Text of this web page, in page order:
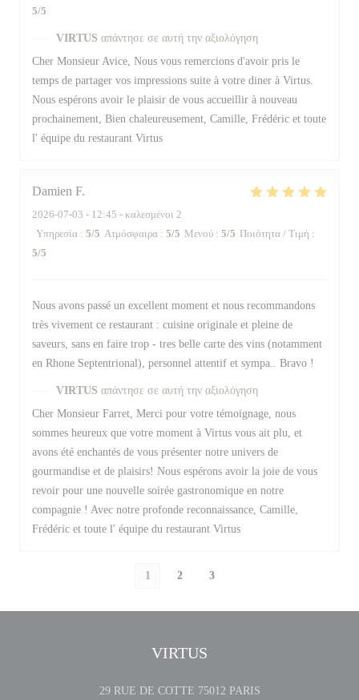
5/5
VIRTUS απάντησε σε αυτή την αξιολόγηση
Cher Monsieur Avice, Nous vous remercions d'avoir pris le
temps de partager vos impressions suite à votre diner à Virtus.
Nous espérons avoir le plaisir de vous accueillir à nouveau
prochainement, Bien chaleureusement, Camille, Frédéric et toute
l' équipe du restaurant Virtus
Damien F
2026-07-03 - 12:45 - καλεσμένοι 2
Υπηρεσία : 5/5 Ατμόσφαιρα : 5/5 Μενού : 5/5 Ποιότητα / Τιμή :
5/5
Nous avons passé un excellent moment et nous recommandons
très vivement ce restaurant : cuisine originale et pleine de
saveurs, sans en faire trop - tres belle carte des vins (notamment
en Rhone Septentrional), personnel attentif et sympa.. Bravo !
VIRTUS απάντησε σε αυτή την αξιολόγηση
Cher Monsieur Farret, Merci pour votre témoignage, nous
sommes heureux que votre moment à Virtus vous ait plu, et
avons été enchantés de vous présenter notre univers de
gourmandise et de plaisirs! Nous espérons avoir la joie de vous
revoir pour une nouvelle soirée gastronomique en notre
compagnie ! Avec notre profonde reconnaissance, Camille,
Frédéric et toute l' équipe du restaurant Virtus
1 2 3
VIRTUS
29 RUE DE COTTE 75012 PARIS((ανοίγει σε νέο